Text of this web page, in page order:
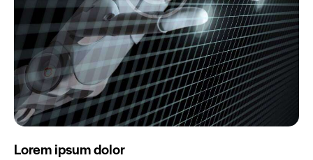
Lorem ipsum dolor